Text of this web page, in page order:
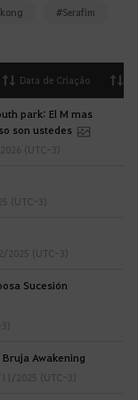
#Serafim
Data de Criação
park: El M mas
son ustedes
(UTC-3)
(UTC-3)
2025 (UTC-3)
Sucesión
Awakening
2025 (UTC-3)